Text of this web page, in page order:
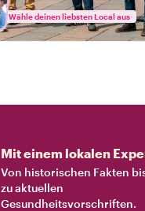
Wähle deinen liebsten Local aus
Mit einem lokalen
Von historischen Fakten
zu aktuellen
Gesundheitsvorschriften.